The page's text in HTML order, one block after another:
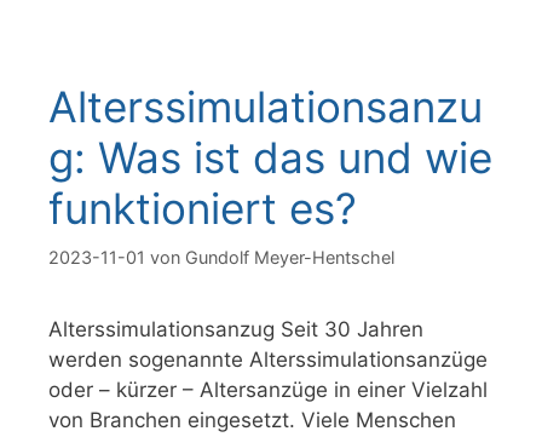
Alterssimulationsanzu
g: Was ist das und wie
funktioniert es?
2023-11-01 von Gundolf Meyer-Hentschel
Alterssimulationsanzug Seit 30 Jahren
werden sogenannte Alterssimulationsanzüge
oder – kürzer – Altersanzüge in einer Vielzahl
von Branchen eingesetzt. Viele Menschen